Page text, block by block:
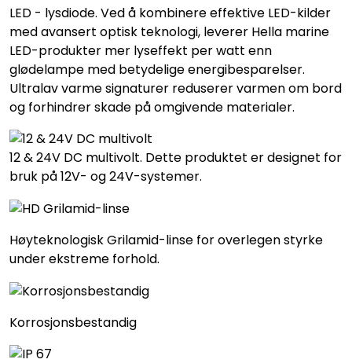
LED - lysdiode. Ved å kombinere effektive LED-kilder
med avansert optisk teknologi, leverer Hella marine
LED-produkter mer lyseffekt per watt enn
glødelampe med betydelige energibesparelser.
Ultralav varme signaturer reduserer varmen om bord
og forhindrer skade på omgivende materialer.
12 & 24V DC multivolt. Dette produktet er designet for
bruk på 12V- og 24V-systemer.
Høyteknologisk Grilamid-linse for overlegen styrke
under ekstreme forhold.
Korrosjonsbestandig